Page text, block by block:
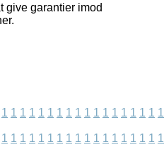
give garantier imod
1 1 1 1 1 1 1 1 1 1 1 1 1 1 1 1 1 1
1 1 1 1 1 1 1 1 1 1 1 1 1 1 1 1 1 1